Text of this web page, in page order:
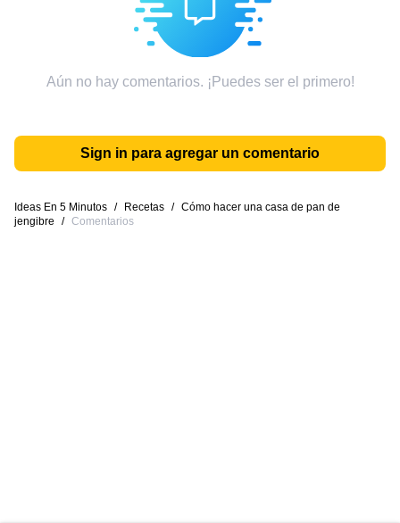
Aún no hay comentarios. ¡Puedes ser el primero!
Sign in para agregar un comentario
Ideas En 5 Minutos / Recetas / Cómo hacer una casa de pan de
jengibre
/ Comentarios